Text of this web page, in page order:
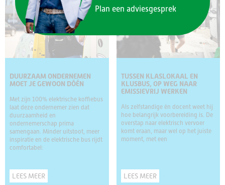
DUURZAAM ONDERNEMEN
MOET JE GEWOON DÓÉN
Met zijn 100% elektrische koffiebus
laat deze ondernemer zien dat
duurzaamheid en
ondernemerschap prima
samengaan. Minder uitstoot, meer
inspiratie en de elektrische bus rijdt
comfortabel:
LEES MEER
TUSSEN KLASLOKAAL EN
KLUSBUS, OP WEG NAAR
EMISSIEVRIJ WERKEN
Als zelfstandige én docent weet hij
hoe belangrijk voorbereiding is. De
overstap naar elektrisch vervoer
komt eraan, maar wel op het juiste
moment, met een
LEES MEER
Plan een adviesgesprek